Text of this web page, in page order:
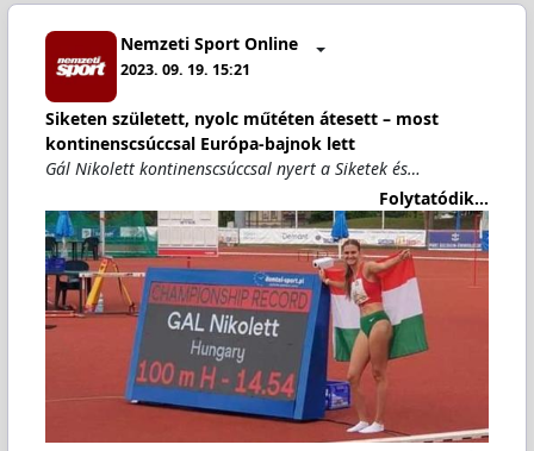
Nemzeti Sport Online
2023. 09. 19. 15:21
Siketen született, nyolc műtéten átesett – most
kontinenscsúccsal Európa-bajnok lett
Gál Nikolett kontinenscsúccsal nyert a Siketek és…
Folytatódik...